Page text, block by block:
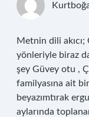
Metnin dili
yönleriyle biraz
şey Güvey otu ,
familyasına ait
beyazımtırak
aylarında